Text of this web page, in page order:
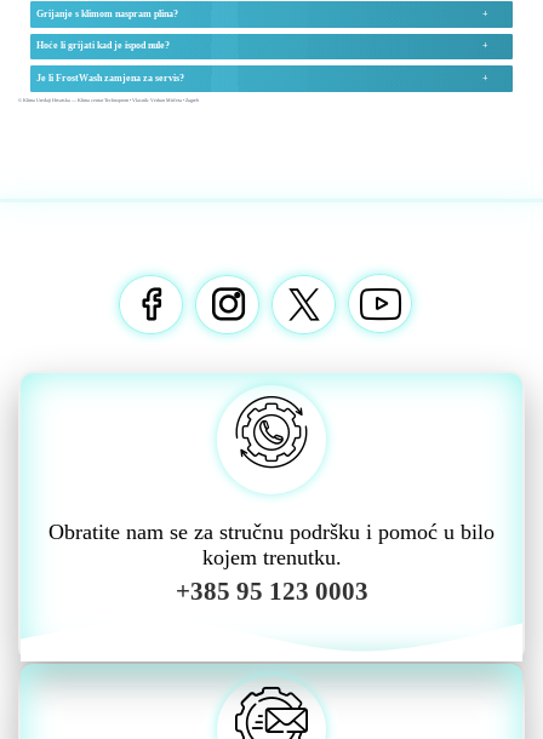
Grijanje s klimom naspram plina?
Hoće li grijati kad je ispod nule?
Je li FrostWash zamjena za servis?
© Klima Uređaji Hrvatska — Klima centar Technoprom • Vlasnik: Vedran Mirčeta • Zagreb
Obratite nam se za stručnu podršku i pomoć u bilo
kojem trenutku.
+385 95 123 0003